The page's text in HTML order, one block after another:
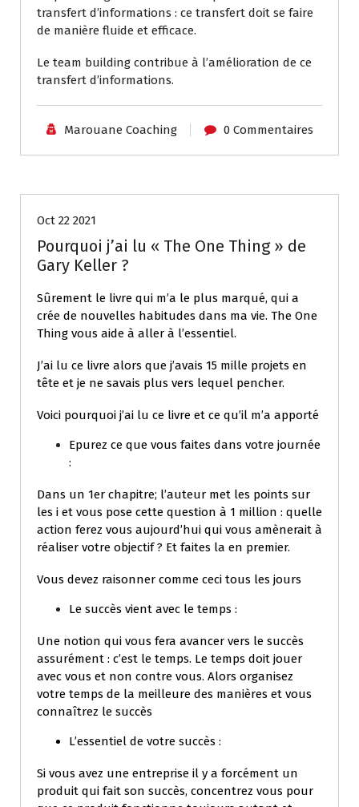
transfert d’informations : ce transfert doit se faire
de manière fluide et efficace.
Le team building contribue à l’amélioration de ce
transfert d’informations.
Marouane Coaching 0 Commentaires
Oct 22 2021
Pourquoi j’ai lu « The One Thing » de
Gary Keller ?
Sûrement le livre qui m’a le plus marqué, qui a
crée de nouvelles habitudes dans ma vie. The One
Thing vous aide à aller à l’essentiel.
J’ai lu ce livre alors que j’avais 15 mille projets en
tête et je ne savais plus vers lequel pencher.
Voici pourquoi j’ai lu ce livre et ce qu’il m’a apporté
Epurez ce que vous faites dans votre journée
:
Dans un 1er chapitre; l’auteur met les points sur
les i et vous pose cette question à 1 million : quelle
action ferez vous aujourd’hui qui vous amènerait à
réaliser votre objectif ? Et faites la en premier.
Vous devez raisonner comme ceci tous les jours
Le succès vient avec le temps :
Une notion qui vous fera avancer vers le succès
assurément : c’est le temps. Le temps doit jouer
avec vous et non contre vous. Alors organisez
votre temps de la meilleure des manières et vous
connaîtrez le succès
L’essentiel de votre succès :
Si vous avez une entreprise il y a forcément un
produit qui fait son succès, concentrez vous pour